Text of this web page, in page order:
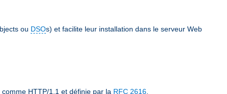
ou DSOs) et facilite leur installation dans le serveur Web
HTTP/1.1 et définie par la RFC 2616